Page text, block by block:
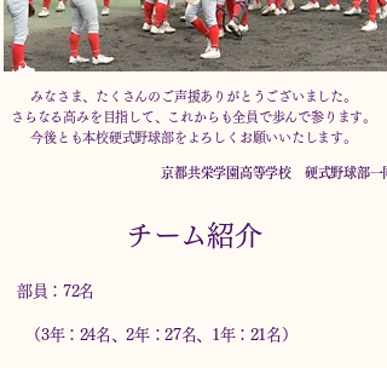
みなさま、たくさんのご声援ありがとうございました。
さらなる高みを目指して、これからも全員で歩んで参ります。
今後とも本校硬式野球部をよろしくお願いいたします。
京都共栄学園高等学校 硬式野球部一
部員：72名
（3年：24名、2年：27名、1年：21名）
​チーム紹介